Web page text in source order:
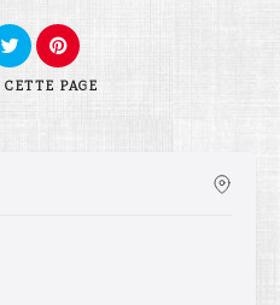
CETTE PAGE